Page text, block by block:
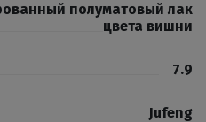
полуматовый лак
цвета вишни
7.9
Jufeng